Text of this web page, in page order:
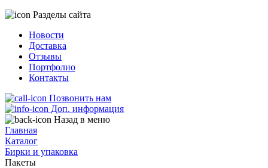
Разделы сайта
Новости
Доставка
Отзывы
Портфолио
Контакты
Позвонить нам
Доп. информация
Назад в меню
Главная
Каталог
Бирки и упаковка
Пакеты